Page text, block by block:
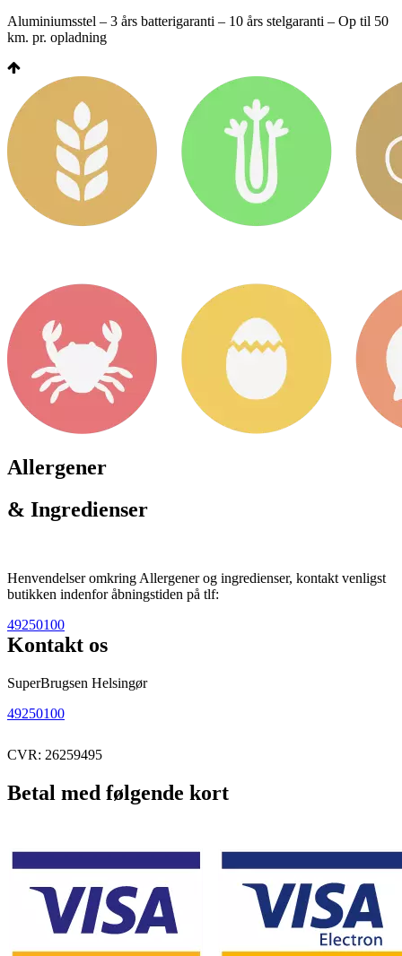
Aluminiumsstel – 3 års batterigaranti – 10 års stelgaranti – Op til 50
km. pr. opladning
Allergener
& Ingredienser
Henvendelser omkring Allergener og ingredienser, kontakt venligst
butikken indenfor åbningstiden på tlf:
49250100
Kontakt os
SuperBrugsen Helsingør
49250100
CVR: 26259495
Betal med følgende kort